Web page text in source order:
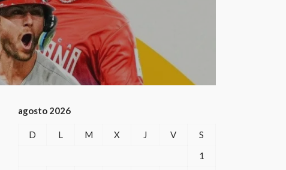
agosto 2026
D L M X J V
S
1